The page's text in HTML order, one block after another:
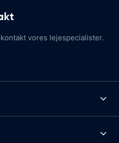
vores lejespecialister.